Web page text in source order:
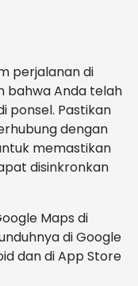
perjalanan di
bahwa Anda telah
ponsel. Pastikan
dengan
memastikan
disinkronkan
Maps di
di Google
dan di App Store